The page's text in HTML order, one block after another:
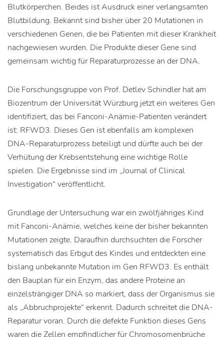
Blutkörperchen. Beides ist Ausdruck einer verlangsamten
Blutbildung. Bekannt sind bisher über 20 Mutationen in
verschiedenen Genen, die bei Patienten mit dieser Krankheit
nachgewiesen wurden. Die Produkte dieser Gene sind
gemeinsam wichtig für Reparaturprozesse an der DNA.
Die Forschungsgruppe von Prof. Detlev Schindler hat am
Biozentrum der Universität Würzburg jetzt ein weiteres Gen
identifiziert, das bei Fanconi-Anämie-Patienten verändert
ist: RFWD3. Dieses Gen ist ebenfalls am komplexen
DNA-Reparaturprozess beteiligt und dürfte auch bei der
Verhütung der Krebsentstehung eine wichtige Rolle
spielen. Die Ergebnisse sind im „Journal of Clinical
Investigation“ veröffentlicht.
Grundlage der Untersuchung war ein zwölfjähriges Kind
mit Fanconi-Anämie, welches keine der bisher bekannten
Mutationen zeigte. Daraufhin durchsuchten die Forscher
systematisch das Erbgut des Kindes und entdeckten eine
bislang unbekannte Mutation im Gen RFWD3. Es enthält
den Bauplan für ein Enzym, das andere Proteine an
einzelsträngiger DNA so markiert, dass der Organismus sie
als „Abbruchprojekte“ erkennt. Dadurch schreitet die DNA-
Reparatur voran. Durch die defekte Funktion dieses Gens
waren die Zellen empfindlicher für Chromosomenbrüche